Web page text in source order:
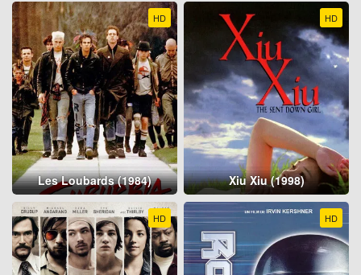
HD
Les Loubards (1984)
HD
Xiu Xiu (1998)
HD HD